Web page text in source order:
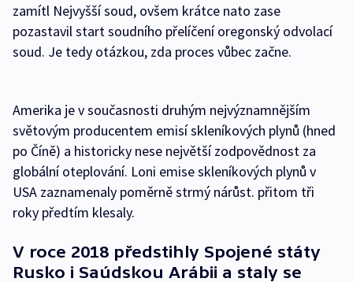
zamítl Nejvyšší soud, ovšem krátce nato zase
pozastavil start soudního přelíčení oregonský odvolací
soud. Je tedy otázkou, zda proces vůbec začne.
Amerika je v současnosti druhým nejvýznamnějším
světovým producentem emisí skleníkových plynů (hned
po Číně) a historicky nese největší zodpovědnost za
globální oteplování. Loni emise skleníkových plynů v
USA zaznamenaly poměrně strmý nárůst. přitom tři
roky předtím klesaly.
V roce 2018 předstihly Spojené státy
Rusko i Saúdskou Arábii a staly se